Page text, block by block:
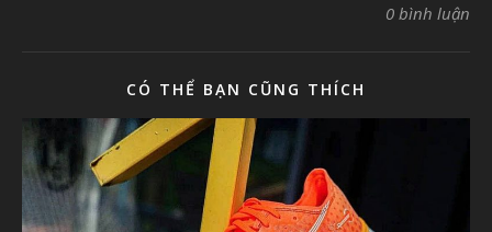
0 bình luận
CÓ THỂ BẠN CŨNG THÍCH